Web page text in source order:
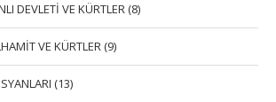
DEVLETI VE KÜRTLER (8)
VE KÜRTLER (9)
(13)